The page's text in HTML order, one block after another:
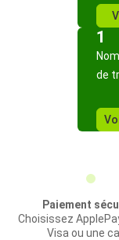
1
de
Paiement
Choisissez
Visa ou une